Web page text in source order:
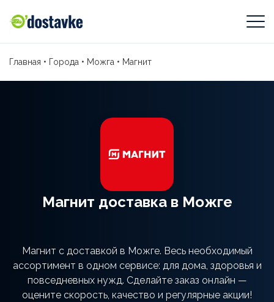
Главная • Города • Можга • Магнит
Магнит доставка в Можге
Магнит с доставкой в Можге. Весь необходимый
ассортимент в одном сервисе: для дома, здоровья и
повседневных нужд. Сделайте заказ онлайн —
оцените скорость, качество и регулярные акции!